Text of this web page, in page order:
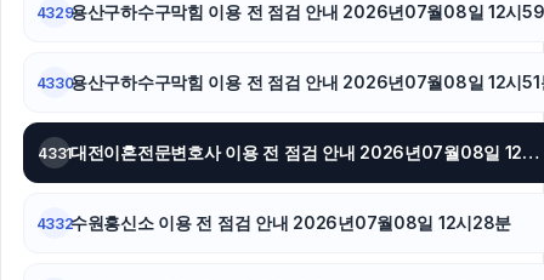
4329용산구하수구막힘 이용 전 점검 안내 2026년07월08일 12시
4330용산구하수구막힘 이용 전 점검 안내 2026년07월08일 12시51
4331 대전이혼전문변호사 이용 전 점검 안내 2026년07월08일 12시38분
4332수원흥신소 이용 전 점검 안내 2026년07월08일 12시28분